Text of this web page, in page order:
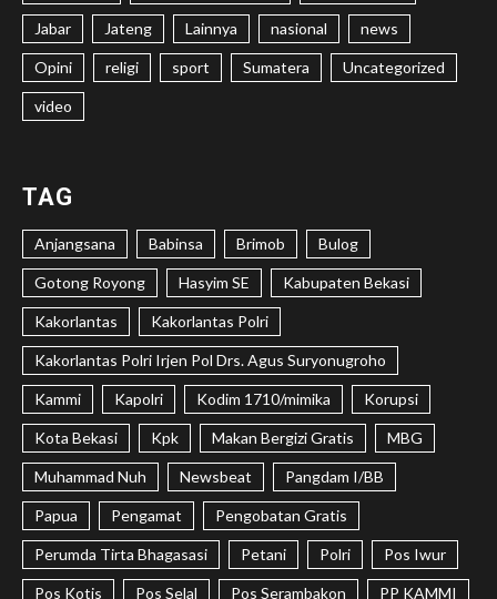
Jabar Jateng Lainnya nasional news
Opini religi sport Sumatera Uncategorized
video
TAG
Anjangsana Babinsa Brimob Bulog
Gotong Royong Hasyim SE Kabupaten Bekasi
Kakorlantas Kakorlantas Polri
Kakorlantas Polri Irjen Pol Drs. Agus Suryonugroho
Kammi Kapolri Kodim 1710/mimika Korupsi
Kota Bekasi Kpk Makan Bergizi Gratis MBG
Muhammad Nuh Newsbeat Pangdam I/BB
Papua Pengamat Pengobatan Gratis
Perumda Tirta Bhagasasi Petani Polri Pos Iwur
Pos Kotis Pos Selal Pos Serambakon PP KAMMI